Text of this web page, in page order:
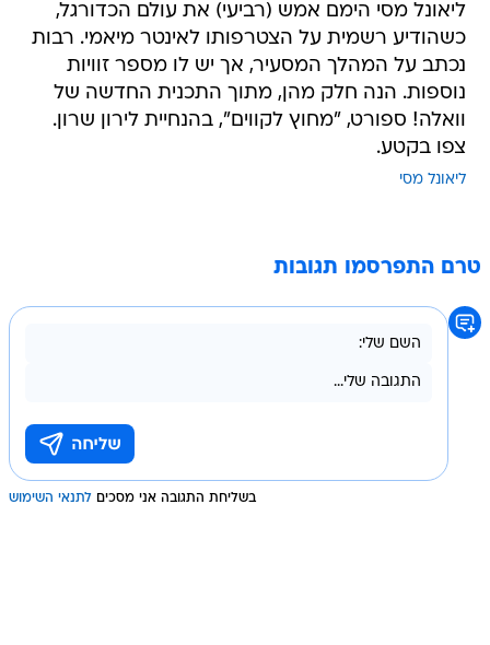
ליאונל מסי הימם אמש (רביעי) את עולם הכדורגל,
כשהודיע רשמית על הצטרפותו לאינטר מיאמי. רבות
נכתב על המהלך המסעיר, אך יש לו מספר זוויות
נוספות. הנה חלק מהן, מתוך התכנית החדשה של
וואלה! ספורט, "מחוץ לקווים", בהנחיית לירון שרון.
צפו בקטע.
ליאונל מסי
טרם התפרסמו תגובות
בשליחת התגובה אני מסכים לתנאי השימוש